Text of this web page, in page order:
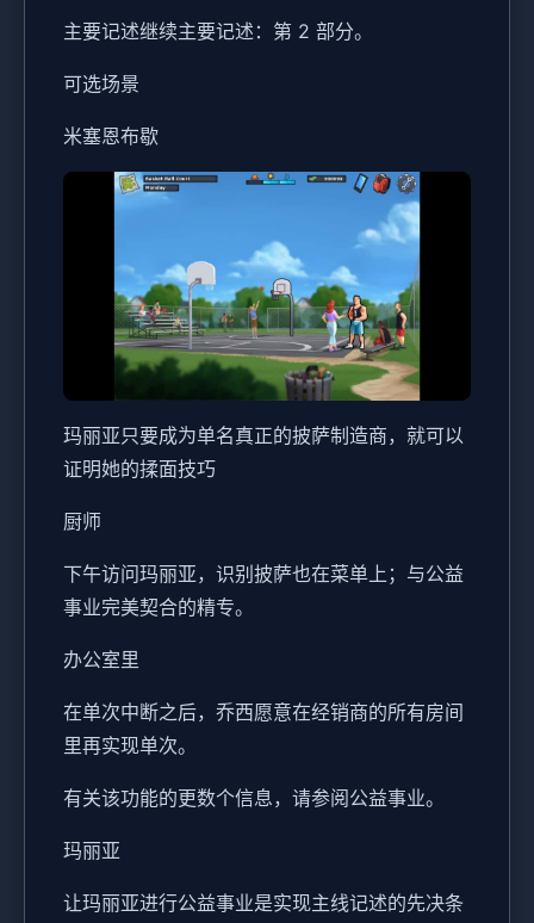
主要记述继续主要记述：第 2 部分。
可选场景
米塞恩布歇
玛丽亚只要成为单名真正的披萨制造商，就可以
证明她的揉面技巧
厨师
下午访问玛丽亚，识别披萨也在菜单上；与公益
事业完美契合的精专。
办公室里
在单次中断之后，乔西愿意在经销商的所有房间
里再实现单次。
有关该功能的更数个信息，请参阅公益事业。
玛丽亚
让玛丽亚进行公益事业是实现主线记述的先决条